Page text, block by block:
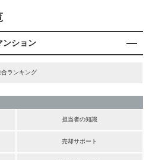
ンション
合ランキング
担当者の知識
売却サポート